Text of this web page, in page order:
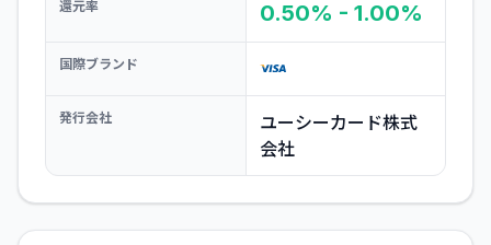
還元率 0.50% - 1.00%
国際ブランド
発行会社
ユーシーカード株式
会社